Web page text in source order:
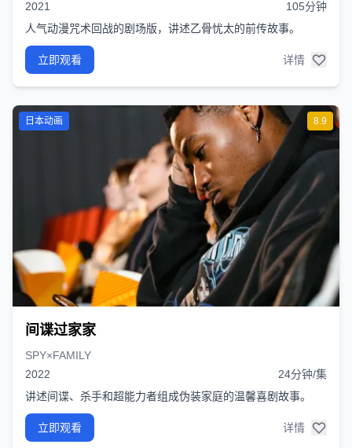
2021
105分钟
人气动漫咒术回战的剧场版，讲述乙骨忧太的前传故事。
立即观看 详情
8.9
日本动画
间谍过家家
SPY×FAMILY
2022
24分钟/集
讲述间谍、杀手和超能力者组成伪装家庭的温馨喜剧故事。
立即观看 详情